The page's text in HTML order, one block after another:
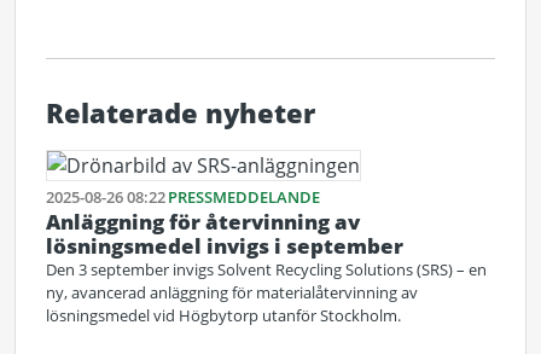
Relaterade nyheter
2025-08-26 08:22PRESSMEDDELANDE
Anläggning för återvinning av
lösningsmedel invigs i september
Den 3 september invigs Solvent Recycling Solutions (SRS) – en
ny, avancerad anläggning för materialåtervinning av
lösningsmedel vid Högbytorp utanför Stockholm.